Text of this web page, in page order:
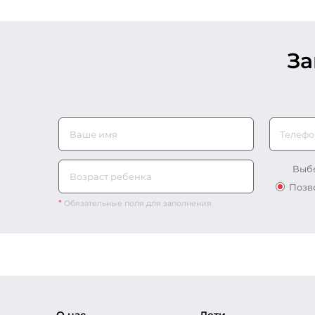
* Обязательные поля для заполнения